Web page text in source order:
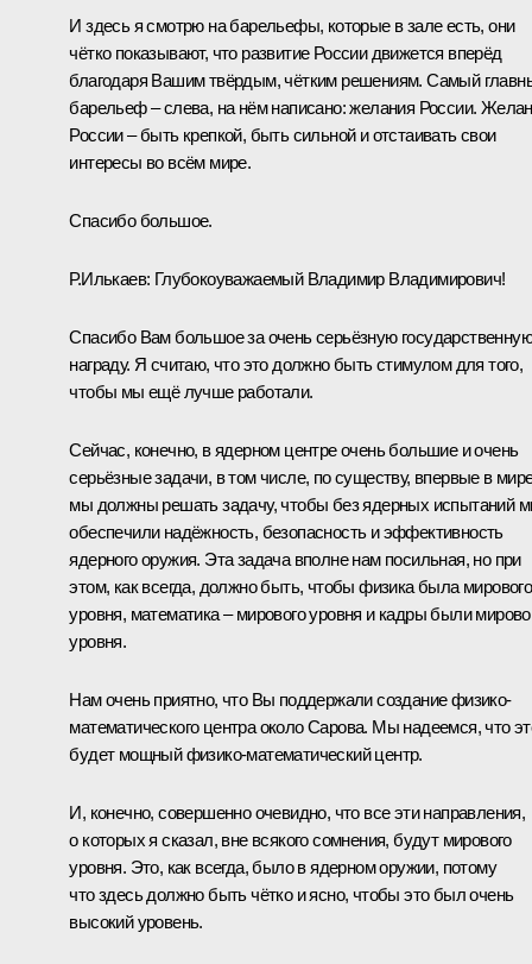
И здесь я смотрю на барельефы, которые в зале есть, они
чётко показывают, что развитие России движется вперёд
благодаря Вашим твёрдым, чётким решениям. Самый
барельеф – слева, на нём написано: желания России.
России – быть крепкой, быть сильной и отстаивать свои
интересы во всём мире.
Спасибо большое.
Р.Илькаев: Глубокоуважаемый Владимир Владимирович!
Спасибо Вам большое за очень серьёзную государственную
награду. Я считаю, что это должно быть стимулом для того,
чтобы мы ещё лучше работали.
Сейчас, конечно, в ядерном центре очень большие и очень
серьёзные задачи, в том числе, по существу, впервые в
мы должны решать задачу, чтобы без ядерных испытаний
обеспечили надёжность, безопасность и эффективность
ядерного оружия. Эта задача вполне нам посильная, но при
этом, как всегда, должно быть, чтобы физика была мирового
уровня, математика – мирового уровня и кадры были
уровня.
Нам очень приятно, что Вы поддержали создание физико-
математического центра около Сарова. Мы надеемся, что
будет мощный физико-математический центр.
И, конечно, совершенно очевидно, что все эти направления,
о которых я сказал, вне всякого сомнения, будут мирового
уровня. Это, как всегда, было в ядерном оружии, потому
что здесь должно быть чётко и ясно, чтобы это был очень
высокий уровень.